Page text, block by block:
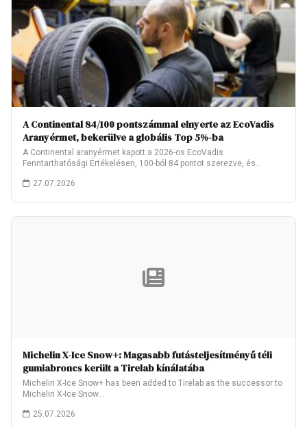
A Continental 84/100 pontszámmal elnyerte az EcoVadis
Aranyérmet, bekerülve a globális Top 5%-ba
A Continental aranyérmet kapott a 2026-os EcoVadis
Fenntarthatósági Értékelésen, 100-ból 84 pontot szerezve, és
27.07.2026
Michelin X-Ice Snow+: Magasabb futásteljesítményű téli
gumiabroncs került a Tirelab kínálatába
Michelin X-Ice Snow+ has been added to Tirelab as the successor to
Michelin X-Ice Snow…
25.07.2026